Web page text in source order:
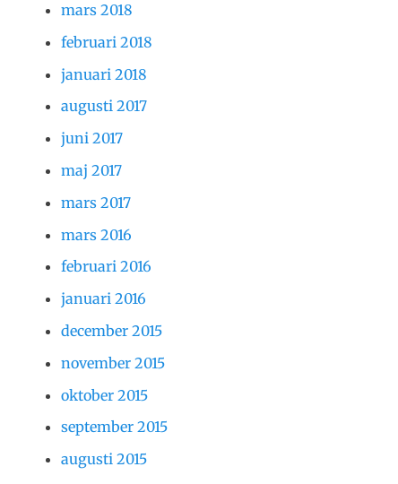
mars 2018
februari 2018
januari 2018
augusti 2017
juni 2017
maj 2017
mars 2017
mars 2016
februari 2016
januari 2016
december 2015
november 2015
oktober 2015
september 2015
augusti 2015